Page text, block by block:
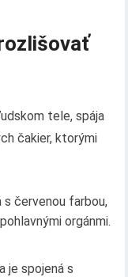
tele, spája
čakier, ktorými
s červenou farbou,
orgánmi.
je spojená s